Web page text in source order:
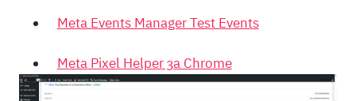
Meta Events Manager Test Events
Meta Pixel Helper за Chrome